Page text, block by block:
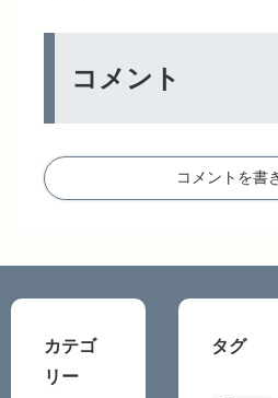
コメント
コメントを書
カテゴ
リー
タグ